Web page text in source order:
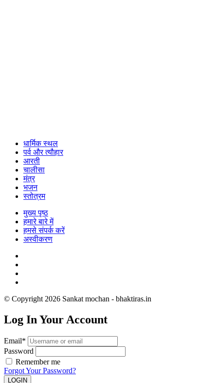
धार्मिक स्थल
पर्व और त्यौहार
आरती
चालीसा
मंत्र
भजन
स्तोत्रम
मुख्य पृष्ठ
हमारे बारे में
हमसे संपर्क करें
अस्वीकरण
© Copyright 2026 Sankat mochan - bhaktiras.in
Log In Your Account
Email*
Password
Remember me
Forgot Your Password?